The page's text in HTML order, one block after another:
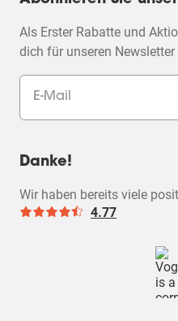
Als Erster Rabatte und
dich für unseren Newsletter
Danke!
Wir haben bereits viele
4.77